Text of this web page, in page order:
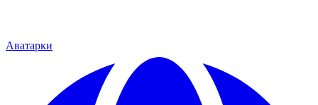
Аватарки